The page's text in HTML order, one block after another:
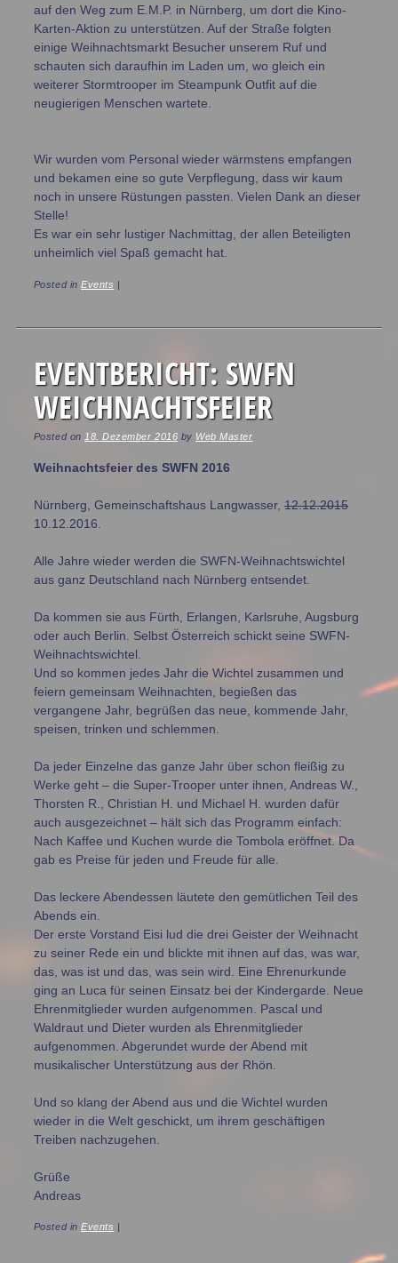
auf den Weg zum E.M.P. in Nürnberg, um dort die Kino-
Karten-Aktion zu unterstützen. Auf der Straße folgten
einige Weihnachtsmarkt Besucher unserem Ruf und
schauten sich daraufhin im Laden um, wo gleich ein
weiterer Stormtrooper im Steampunk Outfit auf die
neugierigen Menschen wartete.
Wir wurden vom Personal wieder wärmstens empfangen
und bekamen eine so gute Verpflegung, dass wir kaum
noch in unsere Rüstungen passten. Vielen Dank an dieser
Stelle!
Es war ein sehr lustiger Nachmittag, der allen Beteiligten
unheimlich viel Spaß gemacht hat.
Posted inEvents |
EVENTBERICHT: SWFN
WEICHNACHTSFEIER
Posted on 18. Dezember 2016 by Web Master
Weihnachtsfeier des SWFN 2016
Nürnberg, Gemeinschaftshaus Langwasser, 12.12.2015
10.12.2016.
Alle Jahre wieder werden die SWFN-Weihnachtswichtel
aus ganz Deutschland nach Nürnberg entsendet.
Da kommen sie aus Fürth, Erlangen, Karlsruhe, Augsburg
oder auch Berlin. Selbst Österreich schickt seine SWFN-
Weihnachtswichtel.
Und so kommen jedes Jahr die Wichtel zusammen und
feiern gemeinsam Weihnachten, begießen das
vergangene Jahr, begrüßen das neue, kommende Jahr,
speisen, trinken und schlemmen.
Da jeder Einzelne das ganze Jahr über schon fleißig zu
Werke geht – die Super-Trooper unter ihnen, Andreas W.,
Thorsten R., Christian H. und Michael H. wurden dafür
auch ausgezeichnet – hält sich das Programm einfach:
Nach Kaffee und Kuchen wurde die Tombola eröffnet. Da
gab es Preise für jeden und Freude für alle.
Das leckere Abendessen läutete den gemütlichen Teil des
Abends ein.
Der erste Vorstand Eisi lud die drei Geister der Weihnacht
zu seiner Rede ein und blickte mit ihnen auf das, was war,
das, was ist und das, was sein wird. Eine Ehrenurkunde
ging an Luca für seinen Einsatz bei der Kindergarde. Neue
Ehrenmitglieder wurden aufgenommen. Pascal und
Waldraut und Dieter wurden als Ehrenmitglieder
aufgenommen. Abgerundet wurde der Abend mit
musikalischer Unterstützung aus der Rhön.
Und so klang der Abend aus und die Wichtel wurden
wieder in die Welt geschickt, um ihrem geschäftigen
Treiben nachzugehen.
Grüße
Andreas
Posted inEvents